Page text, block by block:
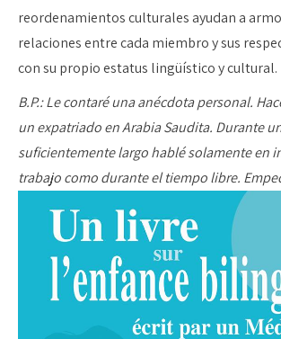
reordenamientos culturales ayudan a
relaciones entre cada miembro y sus
con su propio estatus lingüístico y cultural.
B.P.: Le contaré una anécdota personal.
un expatriado en Arabia Saudita. Durante
suficientemente largo hablé solamente en
trabajo comodurante el tiempo libre.